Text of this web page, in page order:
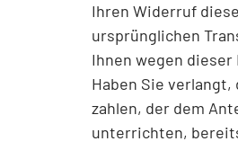
Ihren Widerruf
ursprünglichen
Ihnen wegen
Haben Sie
zahlen, der dem
unterrichten,